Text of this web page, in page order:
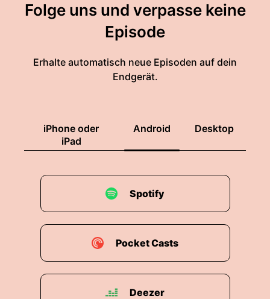
Folge uns und verpasse keine
Episode
Erhalte automatisch neue Episoden auf dein
Endgerät.
iPhone oder
iPad
Android Desktop
Spotify
Pocket Casts
Deezer